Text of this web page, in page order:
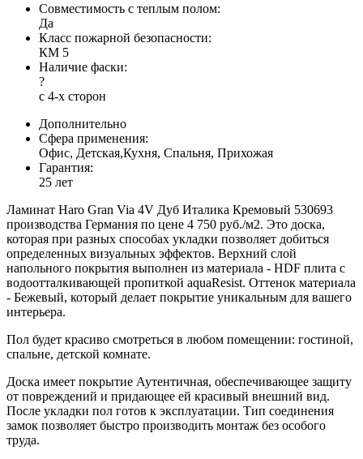
Совместимость с теплым полом:
Да
Класс пожарной безопасности:
КМ 5
Наличие фаски:
?
с 4-х сторон
Дополнительно
Сфера применения:
Офис, Детская,Кухня, Спальня, Прихожая
Гарантия:
25 лет
Ламинат Haro Gran Via 4V Дуб Италика Кремовый 530693
производства Германия по цене 4 750 руб./м2. Это доска,
которая при разных способах укладки позволяет добиться
определенных визуальных эффектов. Верхний слой
напольного покрытия выполнен из материала - HDF плита с
водоотталкивающей пропиткой aquaResist. Оттенок материала
- Бежевый, который делает покрытие уникальным для вашего
интерьера.
Пол будет красиво смотреться в любом помещении: гостиной,
спальне, детской комнате.
Доска имеет покрытие Аутентичная, обеспечивающее защиту
от повреждений и придающее ей красивый внешний вид.
После укладки пол готов к эксплуатации. Тип соединения
замок позволяет быстро производить монтаж без особого
труда.